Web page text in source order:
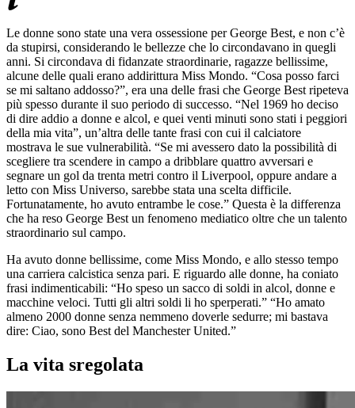
Le donne sono state una vera ossessione per George Best, e non c’è
da stupirsi, considerando le bellezze che lo circondavano in quegli
anni. Si circondava di fidanzate straordinarie, ragazze bellissime,
alcune delle quali erano addirittura Miss Mondo. “Cosa posso farci
se mi saltano addosso?”, era una delle frasi che George Best ripeteva
più spesso durante il suo periodo di successo. “Nel 1969 ho deciso
di dire addio a donne e alcol, e quei venti minuti sono stati i peggiori
della mia vita”, un’altra delle tante frasi con cui il calciatore
mostrava le sue vulnerabilità. “Se mi avessero dato la possibilità di
scegliere tra scendere in campo a dribblare quattro avversari e
segnare un gol da trenta metri contro il Liverpool, oppure andare a
letto con Miss Universo, sarebbe stata una scelta difficile.
Fortunatamente, ho avuto entrambe le cose.” Questa è la differenza
che ha reso George Best un fenomeno mediatico oltre che un talento
straordinario sul campo.
Ha avuto donne bellissime, come Miss Mondo, e allo stesso tempo
una carriera calcistica senza pari. E riguardo alle donne, ha coniato
frasi indimenticabili: “Ho speso un sacco di soldi in alcol, donne e
macchine veloci. Tutti gli altri soldi li ho sperperati.” “Ho amato
almeno 2000 donne senza nemmeno doverle sedurre; mi bastava
dire: Ciao, sono Best del Manchester United.”
La vita sregolata